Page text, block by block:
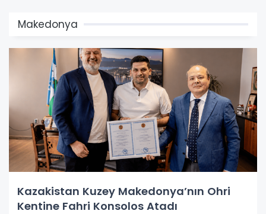
Makedonya
Kazakistan Kuzey Makedonya’nın Ohri
Kentine Fahri Konsolos Atadı